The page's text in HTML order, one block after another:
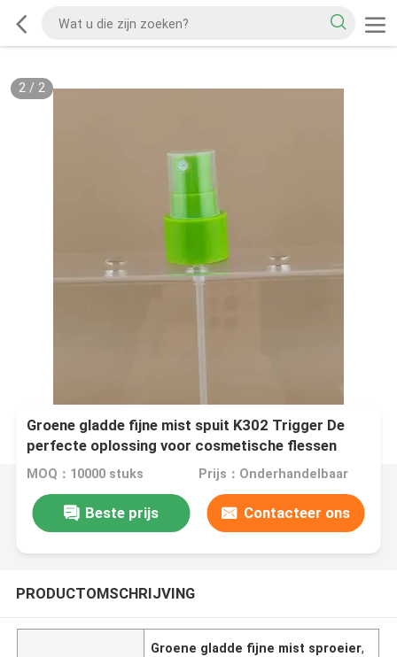
2/ 2
Groene gladde fijne mist spuit K302 Trigger De
perfecte oplossing voor cosmetische flessen
MOQ：10000 stuks Prijs：Onderhandelbaar
Beste prijs Contacteer ons
PRODUCTOMSCHRIJVING
Groene gladde fijne mist sproeier,